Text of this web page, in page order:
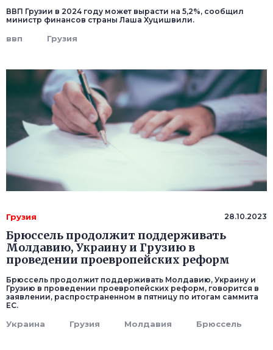
ВВП Грузии в 2024 году может вырасти на 5,2%, сообщил
министр финансов страны Лаша Хуцишвили.
ввп Грузия
Грузия 28.10.2023
Брюссель продолжит поддерживать
Молдавию, Украину и Грузию в
проведении проевропейских реформ
Брюссель продолжит поддерживать Молдавию, Украину и
Грузию в проведении проевропейских реформ, говорится в
заявлении, распространенном в пятницу по итогам саммита
ЕС.
Украина Грузия Молдавия Брюссель